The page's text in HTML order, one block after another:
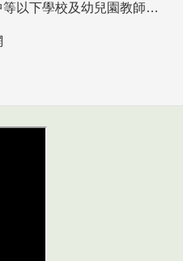
教育部高中等以下學校及幼兒園教師資格檢定考試